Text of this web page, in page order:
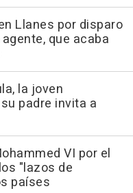
Llanes por disparo
que acaba
la joven
padre invita a
VI por el
"lazos de
países